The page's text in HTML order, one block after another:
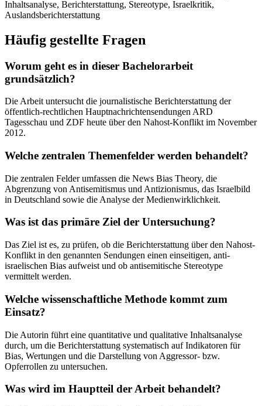
Inhaltsanalyse, Berichterstattung, Stereotype, Israelkritik,
Auslandsberichterstattung
Häufig gestellte Fragen
Worum geht es in dieser Bachelorarbeit
grundsätzlich?
Die Arbeit untersucht die journalistische Berichterstattung der
öffentlich-rechtlichen Hauptnachrichtensendungen ARD
Tagesschau und ZDF heute über den Nahost-Konflikt im November
2012.
Welche zentralen Themenfelder werden behandelt?
Die zentralen Felder umfassen die News Bias Theory, die
Abgrenzung von Antisemitismus und Antizionismus, das Israelbild
in Deutschland sowie die Analyse der Medienwirklichkeit.
Was ist das primäre Ziel der Untersuchung?
Das Ziel ist es, zu prüfen, ob die Berichterstattung über den Nahost-
Konflikt in den genannten Sendungen einen einseitigen, anti-
israelischen Bias aufweist und ob antisemitische Stereotype
vermittelt werden.
Welche wissenschaftliche Methode kommt zum
Einsatz?
Die Autorin führt eine quantitative und qualitative Inhaltsanalyse
durch, um die Berichterstattung systematisch auf Indikatoren für
Bias, Wertungen und die Darstellung von Aggressor- bzw.
Opferrollen zu untersuchen.
Was wird im Hauptteil der Arbeit behandelt?